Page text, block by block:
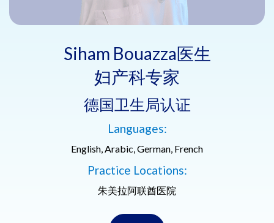
Siham Bouazza医生
妇产科专家
德国卫生局认证
Languages:
English, Arabic, German, French
Practice Locations:
朱美拉阿联酋医院